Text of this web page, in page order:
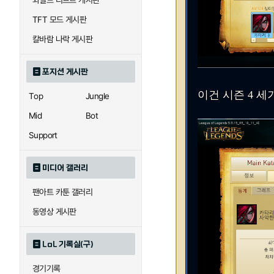
TFT 모드 게시판
칼바람 나락 게시판
포지션 게시판
Top
Jungle
Mid
Bot
Support
미디어 갤러리
팬아트 카툰 갤러리
동영상 게시판
LoL 기록실(구)
경기기록
이건 시즌 4 세